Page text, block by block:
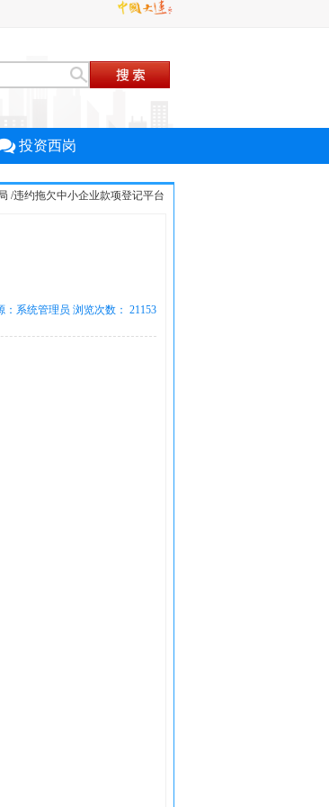
投资西岗
/违约拖欠中小企业款项登记平台
：系统管理员 浏览次数： 21153